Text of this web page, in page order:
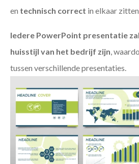
en technisch correct in elkaar
Iedere PowerPoint presentatie
huisstijl van het bedrijf zijn,
tussen verschillende presentaties.